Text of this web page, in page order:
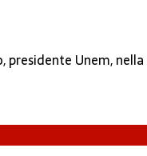
presidente Unem,